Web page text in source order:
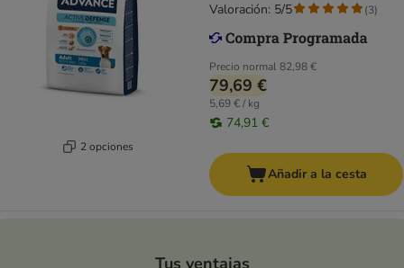
2 opciones
Precio normal82,98 €
79,69 €
5,69 € / kg
74,91 €
Valoración: 5/5 (3)
Añadir a la cesta
Tus ventajas